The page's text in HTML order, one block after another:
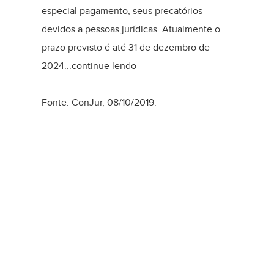
especial pagamento, seus precatórios
devidos a pessoas jurídicas. Atualmente o
prazo previsto é até 31 de dezembro de
2024...continue lendo
Fonte: ConJur, 08/10/2019.